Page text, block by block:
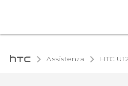
Assistenza HTC